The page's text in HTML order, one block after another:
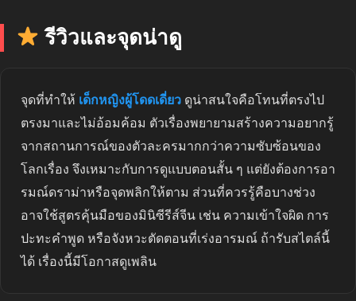
รีวิวและจุดน่าดู
จุดที่ทำให้ เด็กหญิงผู้โดดเดี่ยว ดูน่าสนใจคือโทนที่ตรงไป
ตรงมาและไม่อ้อมค้อม ตัวเรื่องพยายามสร้างความอยากรู้
จากสถานการณ์ของตัวละครมากกว่าความซับซ้อนของ
โลกเรื่อง จึงเหมาะกับการดูแบบตอนสั้น ๆ แต่ยังต้องการอา
รมณ์ดราม่าหรือจุดพลิกให้ตาม ส่วนที่ควรรู้คือบางช่วง
อาจใช้สูตรคุ้นมือของมินิซีรีส์จีน เช่น ความเข้าใจผิด การ
ปะทะคำพูด หรือจังหวะตัดตอนที่เร่งอารมณ์ ถ้ารับสไตล์นี้
ได้ เรื่องนี้มีโอกาสดูเพลิน